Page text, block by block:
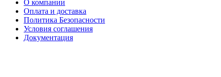
О компании
Оплата и доставка
Политика Безопасности
Условия соглашения
Документация